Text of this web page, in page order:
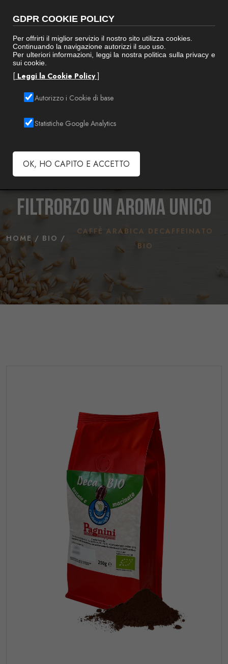
0572 82846
info@torrefazionepagnini.it
FiltrOrzo un aroma unico
HOME BIO
CAFFÈ ARABICA DECAFFEINATO
BIO
GDPR COOKIE POLICY
Per offrirti il miglior servizio il nostro sito utilizza cookies.
Continuando la navigazione autorizzi il suo uso.
Per ulteriori informazioni, leggi la nostra politica sulla privacy e
sui cookie.
[ Leggi la Cookie Policy]
Autorizzo i Cookie di base
Statistiche Google Analytics
OK, HO CAPITO E ACCETTO